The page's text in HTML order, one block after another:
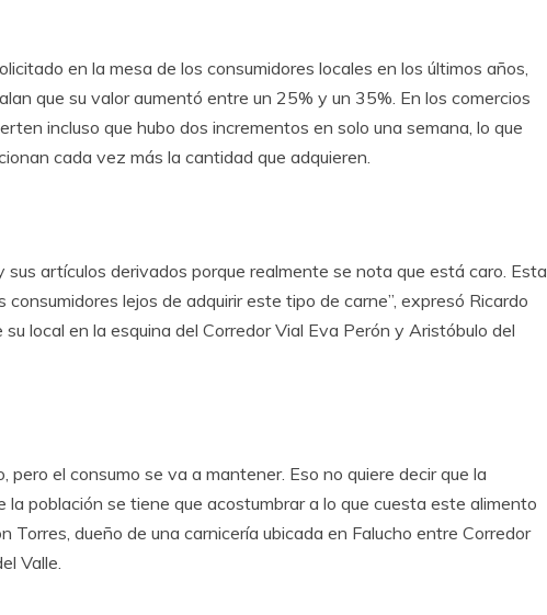
en la mesa de los consumidores locales en los últimos años,
que su valor aumentó entre un 25% y un 35%. En los comercios
incluso que hubo dos incrementos en solo una semana, lo que
cada vez más la cantidad que adquieren.
sus artículos derivados porque realmente se nota que está caro. Esta
consumidores lejos de adquirir este tipo de carne”, expresó Ricardo
local en la esquina del Corredor Vial Eva Perón y Aristóbulo del
pero el consumo se va a mantener. Eso no quiere decir que la
la población se tiene que acostumbrar a lo que cuesta este alimento
Torres, dueño de una carnicería ubicada en Falucho entre Corredor
Valle.